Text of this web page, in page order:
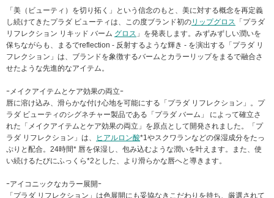
「美（ビューティ）を切り拓く」という信念のもと、美に対する概念を再定義
し続けてきたプラダ ビューティは、この度ブランド初のリップグロス 「プラダ
リフレクション リキッド バーム グロス 」を発表します。みずみずしい潤いを
保ちながらも、まるでreflection - 反射するような輝き - を演出する「プラダ リ
フレクション」は、ブランドを象徴するバームとカラーリップをまるで融合さ
せたような先進的なアイテム。
ｰメイクアイテムとケア効果の両立ｰ
唇に溶け込み、滑らかな付け心地を可能にする「プラダ リフレクション」。プ
ラダ ビューティのシグネチャー製品である「プラダ バーム」 によって確立さ
れた「メイクアイテムとケア効果の両立」を原点として開発されました。「プ
ラダ リフレクション」は、
ヒアルロン酸*1やスクワランなどの保湿成分をたっ
ぷりと配合。24時間* 唇を保湿し、包み込むような潤いを叶えます。また、使
い続けるたびにふっくら*2とした、より滑らかな唇へと導きます。
ｰアイコニックなカラー展開ｰ
「プラダ リフレクション」は色展開にも妥協なきこだわりを持ち、厳選されて